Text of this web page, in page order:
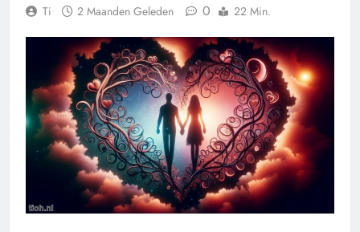
Ti 2 Maanden Geleden 0 22 Min.